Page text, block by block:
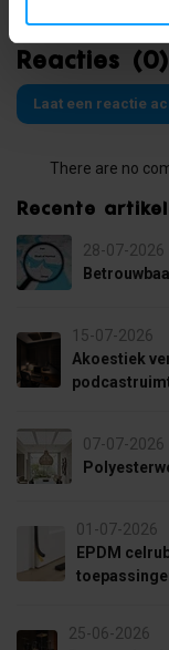
Reacties (0)
Laat een reactie
There are no
Recente
28-07-2026
15-07-2026
Akoestiek
07-07-2026
01-07-2026
EPDM
25-06-2026